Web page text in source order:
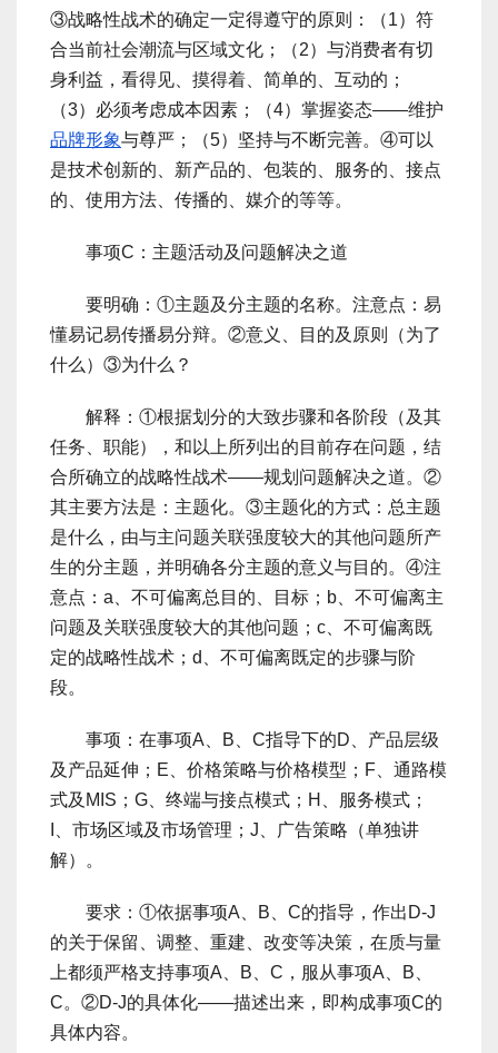
③战略性战术的确定一定得遵守的原则：（1）符
合当前社会潮流与区域文化；（2）与消费者有切
身利益，看得见、摸得着、简单的、互动的；
（3）必须考虑成本因素；（4）掌握姿态――维护
品牌形象与尊严；（5）坚持与不断完善。④可以
是技术创新的、新产品的、包装的、服务的、接点
的、使用方法、传播的、媒介的等等。
事项C：主题活动及问题解决之道
要明确：①主题及分主题的名称。注意点：易
懂易记易传播易分辩。②意义、目的及原则（为了
什么）③为什么？
解释：①根据划分的大致步骤和各阶段（及其
任务、职能），和以上所列出的目前存在问题，结
合所确立的战略性战术――规划问题解决之道。②
其主要方法是：主题化。③主题化的方式：总主题
是什么，由与主问题关联强度较大的其他问题所产
生的分主题，并明确各分主题的意义与目的。④注
意点：a、不可偏离总目的、目标；b、不可偏离主
问题及关联强度较大的其他问题；c、不可偏离既
定的战略性战术；d、不可偏离既定的步骤与阶
段。
事项：在事项A、B、C指导下的D、产品层级
及产品延伸；E、价格策略与价格模型；F、通路模
式及MIS；G、终端与接点模式；H、服务模式；
I、市场区域及市场管理；J、广告策略（单独讲
解）。
要求：①依据事项A、B、C的指导，作出D-J
的关于保留、调整、重建、改变等决策，在质与量
上都须严格支持事项A、B、C，服从事项A、B、
C。②D-J的具体化――描述出来，即构成事项C的
具体内容。